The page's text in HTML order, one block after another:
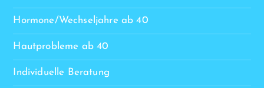
Hormone/Wechseljahre ab 40
Hautprobleme ab 40
Individuelle Beratung